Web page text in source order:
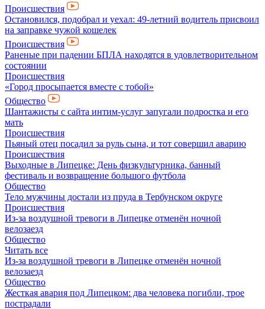
Происшествия
Остановился, подобрал и уехал: 49-летний водитель присвоил
на заправке чужой кошелек
Происшествия
Раненые при падении БПЛА находятся в удовлетворительном
состоянии
Происшествия
«Город просыпается вместе с тобой»
Общество
Шантажисты с сайта интим-услуг запугали подростка и его
мать
Происшествия
Пьяный отец посадил за руль сына, и тот совершил аварию
Происшествия
Выходные в Липецке: День физкультурника, банный
фестиваль и возвращение большого футбола
Общество
Тело мужчины достали из пруда в Тербунском округе
Происшествия
Из-за воздушной тревоги в Липецке отменён ночной
велозаезд
Общество
Читать все
Из-за воздушной тревоги в Липецке отменён ночной
велозаезд
Общество
Жесткая авария под Липецком: два человека погибли, трое
пострадали